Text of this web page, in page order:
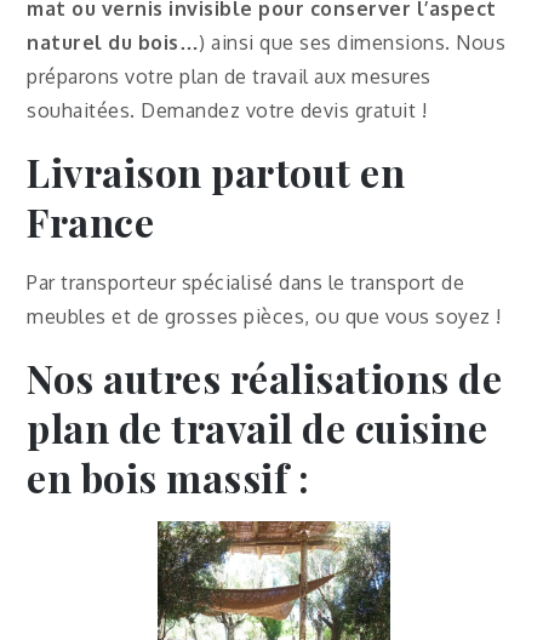
mat ou vernis invisible pour conserver l’aspect
naturel du bois…) ainsi que ses dimensions. Nous
préparons votre plan de travail aux mesures
souhaitées. Demandez votre devis gratuit !
Livraison partout en
France
Par transporteur spécialisé dans le transport de
meubles et de grosses pièces, ou que vous soyez !
Nos autres réalisations de
plan de travail de cuisine
en bois massif :